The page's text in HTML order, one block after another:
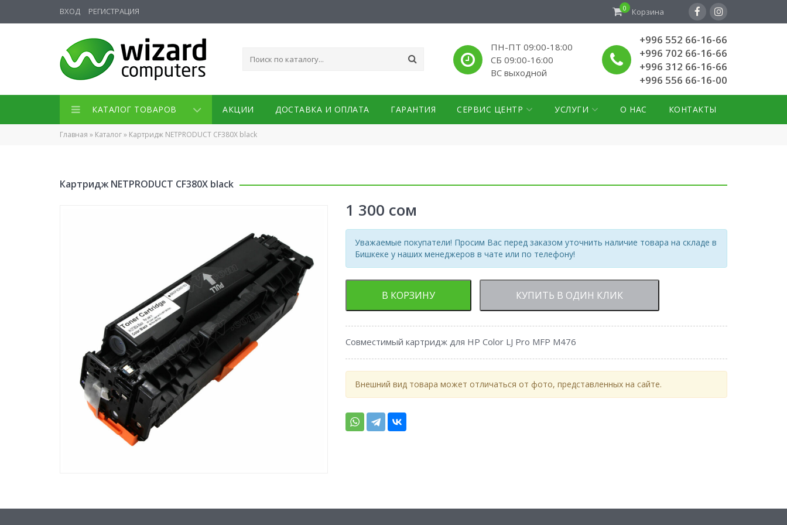
ВХОД РЕГИСТРАЦИЯ 0 Корзина
ПН-ПТ 09:00-18:00
СБ 09:00-16:00
ВС выходной
+996 552 66-16-66
+996 702 66-16-66
+996 312 66-16-66
+996 556 66-16-00
КАТАЛОГ ТОВАРОВ АКЦИИ ДОСТАВКА И ОПЛАТА ГАРАНТИЯ СЕРВИС ЦЕНТР УСЛУГИ О НАС КОНТАКТЫ
Главная » Каталог» Картридж NETPRODUCT CF380X black
Картридж NETPRODUCT CF380X black
1 300 сом
Уважаемые покупатели! Просим Вас перед заказом уточнить наличие товара на складе в
Бишкеке у наших менеджеров в чате или по телефону!
В КОРЗИНУ КУПИТЬ В ОДИН КЛИК
Совместимый картридж для HP Color LJ Pro MFP M476
Внешний вид товара может отличаться от фото, представленных на сайте.